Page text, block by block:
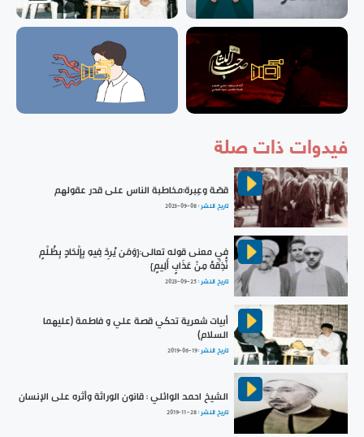
فيدوات ذات صلة
قصّة وعِبرة:مخاطبة الناس على قدر عقولهم
تاريخ النشر :2023-09-08
في معنى قوله تعالى:{وَمَن يُرِدْ فِيهِ بِإِلْحَادٍ بِظُلْمٍ
نُّذِقْهُ مِنْ عَذَابٍ أَلِيمٍ}
تاريخ النشر :2023-09-25
أبيات شعرية تحكي قصة علي و فاطمة (عليهما
السلام)
تاريخ النشر :2019-06-19
الشيخ احمد الوائلي : قانون الوراثة وأثره على الإنسان
تاريخ النشر :2019-11-28